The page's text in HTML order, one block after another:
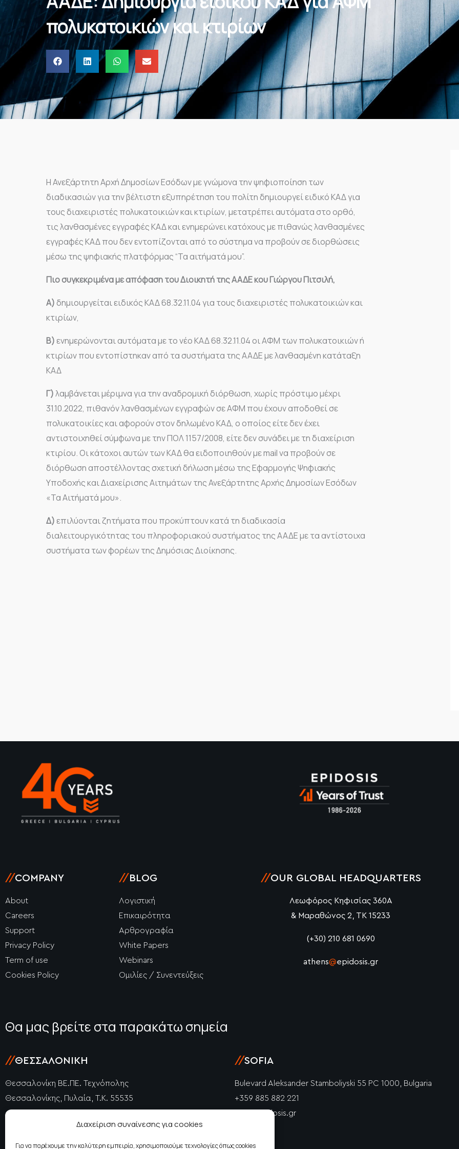
Διαχείριση συναίνεσης για cookies
Για να παρέχουμε την καλύτερη εμπειρία, χρησιμοποιούμε τεχνολογίες όπως cookies
πολυκατοικιών και κτιρίων
H Ανεξάρτητη Αρχή Δημοσίων Εσόδων με γνώμονα την ψηφιοποίηση των
διαδικασιών για την βέλτιστη εξυπηρέτηση του πολίτη δημιουργεί ειδικό ΚΑΔ για
τους διαχειριστές πολυκατοικιών και κτιρίων, μετατρέπει αυτόματα στο ορθό,
τις λανθασμένες εγγραφές ΚΑΔ και ενημερώνει κατόχους με πιθανώς λανθασμένες
εγγραφές ΚΑΔ που δεν εντοπίζονται από το σύστημα να προβούν σε διορθώσεις
μέσω της ψηφιακής πλατφόρμας “Τα αιτήματά μου”.
Πιο συγκεκριμένα με απόφαση του Διοικητή της ΑΑΔΕ κου Γιώργου Πιτσιλή,
Α) δημιουργείται ειδικός ΚΑΔ 68.32.11.04 για τους διαχειριστές πολυκατοικιών και
κτιρίων,
Β) ενημερώνονται αυτόματα με το νέο ΚΑΔ 68.32.11.04 οι ΑΦΜ των πολυκατοικιών ή
κτιρίων που εντοπίστηκαν από τα συστήματα της ΑΑΔΕ με λανθασμένη κατάταξη
ΚΑΔ
Γ)λαμβάνεται μέριμνα για την αναδρομική διόρθωση, χωρίς πρόστιμο μέχρι
31.10.2022, πιθανόν λανθασμένων εγγραφών σε ΑΦΜ που έχουν αποδοθεί σε
πολυκατοικίες και αφορούν στον δηλωμένο ΚΑΔ, ο οποίος είτε δεν έχει
αντιστοιχηθεί σύμφωνα με την ΠΟΛ 1157/2008, είτε δεν συνάδει με τη διαχείριση
κτιρίου. Οι κάτοχοι αυτών των ΚΑΔ θα ειδοποιηθούν με mail να προβούν σε
διόρθωση αποστέλλοντας σχετική δήλωση μέσω της Εφαρμογής Ψηφιακής
Υποδοχής και Διαχείρισης Αιτημάτων της Ανεξάρτητης Αρχής Δημοσίων Εσόδων
«Τα Αιτήματά μου».
Δ) επιλύονται ζητήματα που προκύπτουν κατά τη διαδικασία
διαλειτουργικότητας του πληροφοριακού συστήματος της ΑΑΔΕ με τα αντίστοιχα
συστήματα των φορέων της Δημόσιας Διοίκησης.
//COMPANY
About
Careers
Support
Privacy Policy
Term of use
Cookies Policy
// BLOG
Λογιστική
Επικαιρότητα
Αρθρογραφία
White Papers
Webinars
Ομιλίες / Συνεντεύξεις
//OUR GLOBAL HEADQUARTERS
Λεωφόρος Κηφισίας 360Α
& Μαραθώνος 2, ΤΚ 15233
(+30) 210 681 0690
athens@epidosis.gr
Θα μας βρείτε στα παρακάτω σημεία
//ΘΕΣΣΑΛΟΝΊΚΗ
Θεσσαλονίκη ΒΕ.ΠΕ. Τεχνόπολης
Θεσσαλονίκης, Πυλαία, Τ.Κ. 55535
+30 2310 477725
thessaloniki@epidosis.gr
//SOFIA
Bulevard Aleksander Stamboliyski 55 PC 1000, Bulgaria
+359 885 882 221
info@epidosis.gr